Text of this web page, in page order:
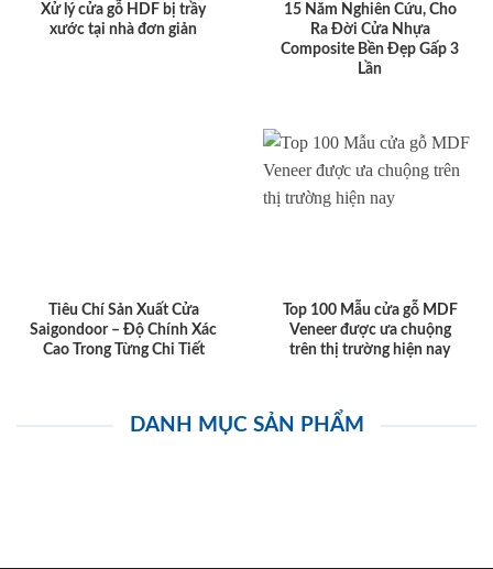
Xử lý cửa gỗ HDF bị trầy
xước tại nhà đơn giản
15 Năm Nghiên Cứu, Cho
Ra Đời Cửa Nhựa
Composite Bền Đẹp Gấp 3
Lần
Tiêu Chí Sản Xuất Cửa
Saigondoor – Độ Chính Xác
Cao Trong Từng Chi Tiết
Top 100 Mẫu cửa gỗ MDF
Veneer được ưa chuộng
trên thị trường hiện nay
DANH MỤC SẢN PHẨM